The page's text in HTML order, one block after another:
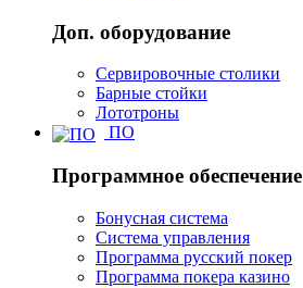
Доп. оборудование
Сервировочные столики
Барные стойки
Лототроны
ПО
Программное обеспечение
Бонусная система
Система управления
Программа русский покер
Программа покера казино